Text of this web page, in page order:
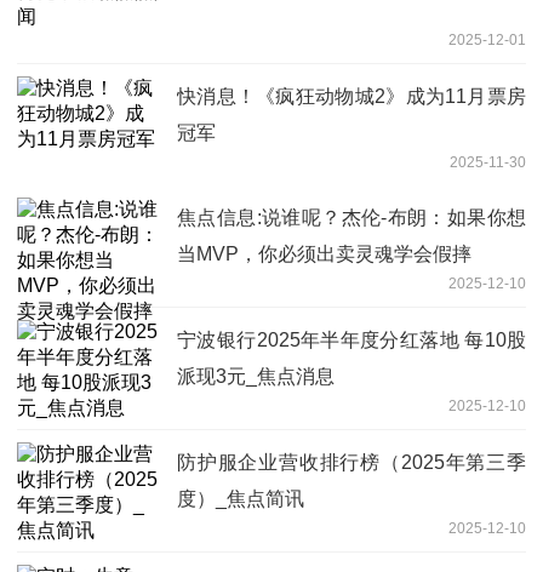
2025-12-01
快消息！《疯狂动物城2》成为11月票房
冠军
2025-11-30
焦点信息:说谁呢？杰伦-布朗：如果你想
当MVP，你必须出卖灵魂学会假摔
2025-12-10
宁波银行2025年半年度分红落地 每10股
派现3元_焦点消息
2025-12-10
防护服企业营收排行榜（2025年第三季
度）_焦点简讯
2025-12-10